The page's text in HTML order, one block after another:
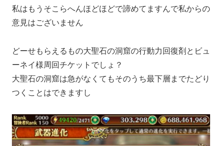
私はもうそこらへんほどほどで諦めてますんで私からの
意見はございません
どーせもらえるもの大聖石の洞窟の行動力回復剤とビュ
ーネイ様周回チケットでしょ？
大聖石の洞窟は急がなくてもそのうち最下層までたどり
つくことはできますし